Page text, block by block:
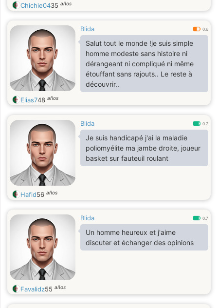
Chichie0435 años
Blida 0.6
Salut tout le monde !je suis simple
homme modeste sans histoire ni
dérangeant ni compliqué ni même
étouffant sans rajouts.. Le reste à
découvrir..
Elias748 años
Blida 0.7
Je suis handicapé j'ai la maladie
poliomyélite ma jambe droite, joueur
basket sur fauteuil roulant
Hafid56 años
Blida 0.7
Un homme heureux et j'aime
discuter et échanger des opinions
Favalidz55 años